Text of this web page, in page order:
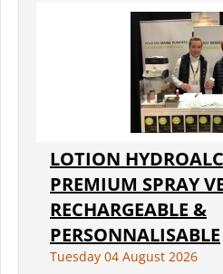
LOTION
PREMIUM SPRAY
RECHARGEABLE &
PERSONNALISABLE
Tuesday 04 August 2026